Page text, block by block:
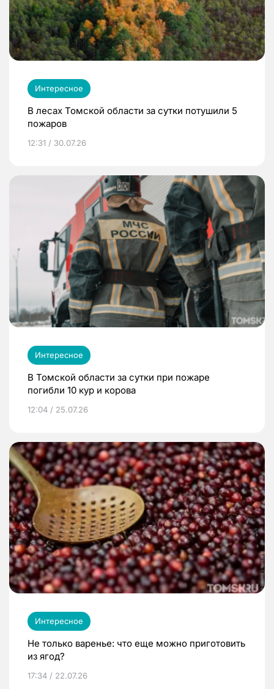
Интересное
В лесах Томской области за сутки потушили 5
пожаров
12:31 / 30.07.26
Интересное
В Томской области за сутки при пожаре
погибли 10 кур и корова
12:04 / 25.07.26
Интересное
Не только варенье: что еще можно приготовить
из ягод?
17:34 / 22.07.26